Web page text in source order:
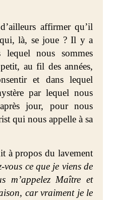
affirmer qu’il
là, se joue ? Il y a
nous sommes
au fil des années,
et dans lequel
par lequel nous
jour, pour nous
qui nous appelle à sa
à propos du lavement
vous ce que je viens de
m’appelez Maître et
car vraiment je le